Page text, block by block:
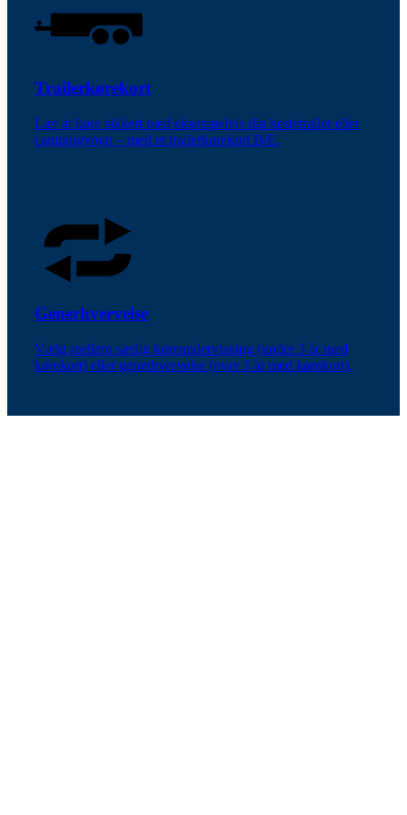
Trailerkørekort
Lær at køre sikkert med eksempelvis din hestetrailer eller
campingvogn – med et trailerkørekort B/E.
Generhvervelse
Vælg mellem særlig køreundervisning (under 3 år med
kørekort) eller generhvervelse (over 3 år med kørekort).